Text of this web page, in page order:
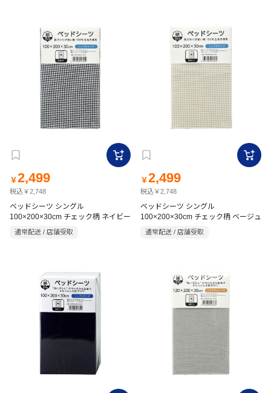
￥2,499
税込￥2,748
ベッドシーツ シングル
100×200×30cm チェック柄 ネイビー
通常配送 / 店舗受取
￥2,499
税込￥2,748
ベッドシーツ シングル
100×200×30cm チェック柄 ベージュ
通常配送 / 店舗受取